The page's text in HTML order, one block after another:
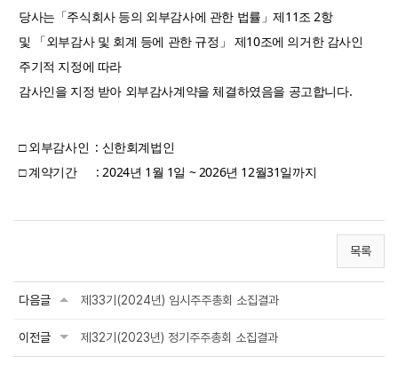
당사는「주식회사 등의 외부감사에 관한 법률」제11조 2항
및 「외부감사 및 회계 등에 관한 규정」 제10조에 의거한 감사인
주기적 지정에 따라
감사인을 지정 받아 외부감사계약을 체결하였음을 공고합니다.
□ 외부감사인 : 신한회계법인
□ 계약기간 : 2024년 1월 1일 ~ 2026년 12월31일까지
목록
다음글 제33기(2024년) 임시주주총회 소집결과
이전글 제32기(2023년) 정기주주총회 소집결과